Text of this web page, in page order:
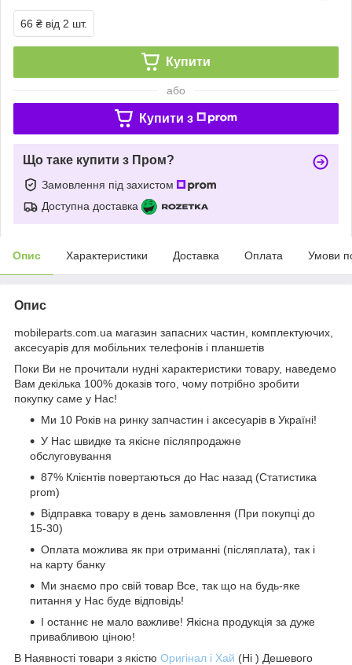
66 ₴ від 2 шт.
Купити
або
Купити з
Що таке купити з Пром?
Замовлення під захистом
Доступна доставка
Опис Характеристики Доставка Оплата Умови
Опис
mobileparts.com.ua магазин запасних частин, комплектуючих,
аксесуарів для мобільних телефонів і планшетів
Поки Ви не прочитали нудні характеристики товару, наведемо
Вам декілька 100% доказів того, чому потрібно зробити
покупку саме у Нас!
Ми 10 Років на ринку запчастин і аксесуарів в Україні!
У Нас швидке та якісне післяпродажне
обслуговування
87% Клієнтів повертаються до Нас назад (Статистика
prom)
Відправка товару в день замовлення (При покупці до
15-30)
Оплата можлива як при отриманні (післяплата), так і
на карту банку
Ми знаємо про свій товар Все, так що на будь-яке
питання у Нас буде відповідь!
І останнє не мало важливе! Якісна продукція за дуже
привабливою ціною!
В Наявності товари з якістю Оригінал і Хай (Hi ) Дешевого